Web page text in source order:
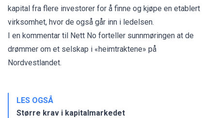
kapital fra flere investorer for å finne og kjøpe en etablert
virksomhet, hvor de også går inn i ledelsen.
I en kommentar til Nett No forteller sunnmøringen at de
drømmer om et selskap i «heimtraktene» på
Nordvestlandet.
LES OGSÅ
Større krav i kapitalmarkedet